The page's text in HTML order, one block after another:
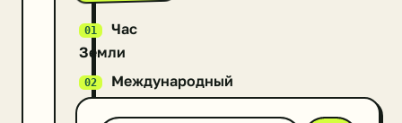
Час
Земли
Международный
день